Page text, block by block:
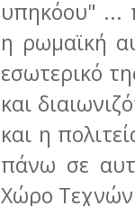
υπηκόου" ...
η ρωμαϊκή
εσωτερικό
και
και η
πάνω σε
Χώρο Τεχνών